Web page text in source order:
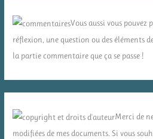
Vous aussi vous pouvez
réflexion, une question ou des éléments
la partie commentaire que ça se passe !
Merci de
modifiées de mes documents. Si vous